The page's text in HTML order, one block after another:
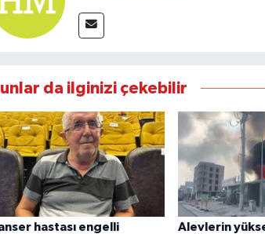
da ilginizi çekebilir
hastası engelli
Alevlerin